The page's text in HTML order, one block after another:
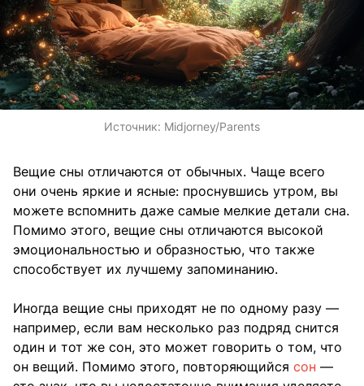
Источник: Midjorney/Parents
Вещие сны отличаются от обычных. Чаще всего
они очень яркие и ясные: проснувшись утром, вы
можете вспомнить даже самые мелкие детали сна.
Помимо этого, вещие сны отличаются высокой
эмоциональностью и образностью, что также
способствует их лучшему запоминанию.
Иногда вещие сны приходят не по одному разу —
например, если вам несколько раз подряд снится
один и тот же сон, это может говорить о том, что
он вещий. Помимо этого, повторяющийся сон —